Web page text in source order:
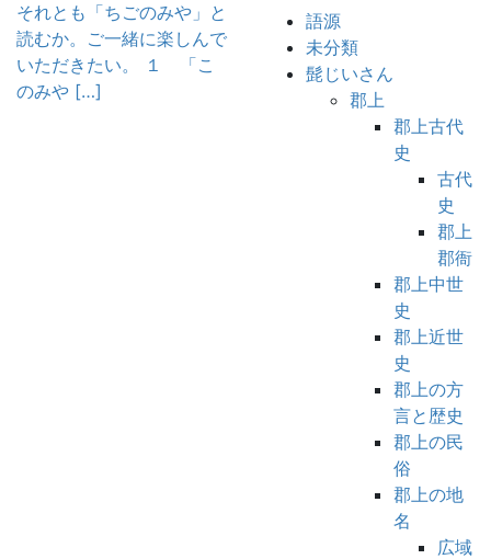
それとも「ちごのみや」と
読むか。ご一緒に楽しんで
いただきたい。 １ 「こ
のみや […]
語源
未分類
髭じいさん
郡上
郡上古代
史
古代
史
郡上
郡衙
郡上中世
史
郡上近世
史
郡上の方
言と歴史
郡上の民
俗
郡上の地
名
広域